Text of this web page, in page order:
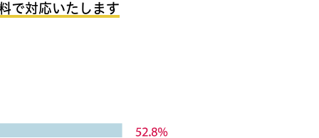
で対応いたします